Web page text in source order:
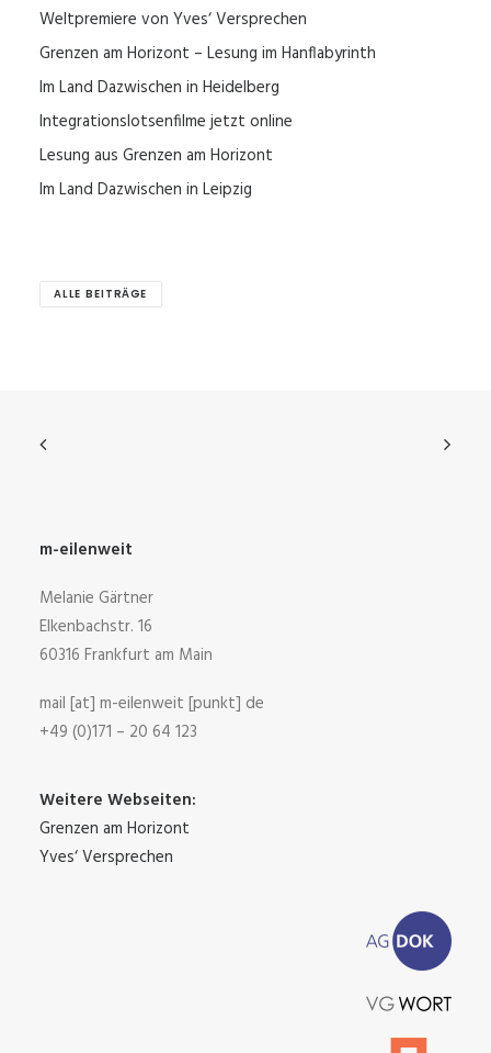
Weltpremiere von Yves‘ Versprechen
Grenzen am Horizont – Lesung im Hanflabyrinth
Im Land Dazwischen in Heidelberg
Integrationslotsenfilme jetzt online
Lesung aus Grenzen am Horizont
Im Land Dazwischen in Leipzig
ALLE BEITRÄGE
m-eilenweit
Melanie Gärtner
Elkenbachstr. 16
60316 Frankfurt am Main
mail [at] m-eilenweit [punkt] de
+49 (0)171 – 20 64 123
Weitere Webseiten:
Grenzen am Horizont
Yves‘ Versprechen